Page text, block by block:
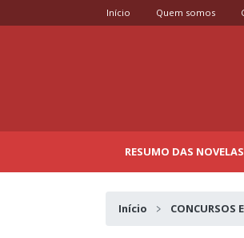
Início Quem somos
RESUMO DAS NOVELAS
Início CONCURSOS